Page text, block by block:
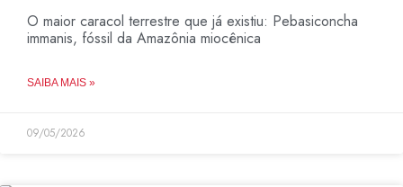
O maior caracol terrestre que já existiu: Pebasiconcha
immanis, fóssil da Amazônia miocênica
SAIBA MAIS »
09/05/2026